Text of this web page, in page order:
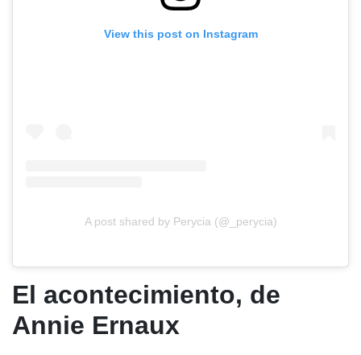
View this post on Instagram
A post shared by Perycia (@_perycia)
El acontecimiento, de
Annie Ernaux